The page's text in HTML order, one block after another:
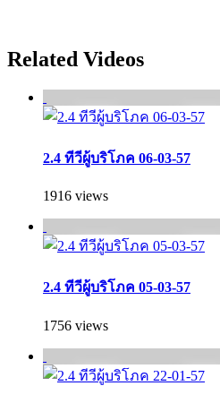
Related Videos
2.4 ทีวีผู้บริโภค 06-03-57
1916 views
2.4 ทีวีผู้บริโภค 05-03-57
1756 views